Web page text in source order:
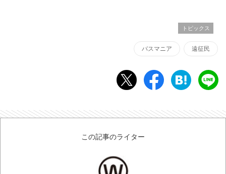
トピックス
バスマニア 遠征民
この記事のライター